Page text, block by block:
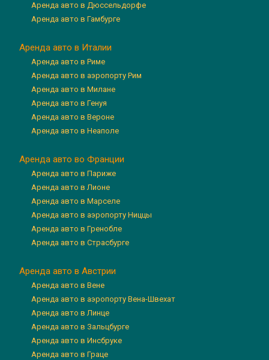
Аренда авто в Дюссельдорфе
Аренда авто в Гамбурге
Аренда авто в Италии
Аренда авто в Риме
Аренда авто в аэропорту Рим
Аренда авто в Милане
Аренда авто в Генуя
Аренда авто в Вероне
Аренда авто в Неаполе
Аренда авто во Франции
Аренда авто в Париже
Аренда авто в Лионе
Аренда авто в Марселе
Аренда авто в аэропорту Ниццы
Аренда авто в Гренобле
Аренда авто в Страсбурге
Аренда авто в Австрии
Аренда авто в Вене
Аренда авто в аэропорту Вена-Швехат
Аренда авто в Линце
Аренда авто в Зальцбурге
Аренда авто в Инсбруке
Аренда авто в Граце